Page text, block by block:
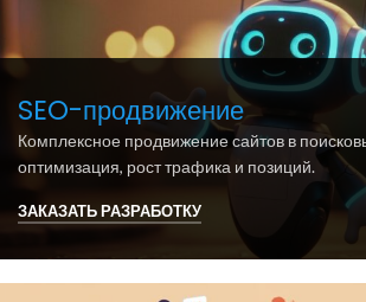
SEO-продвижение
Комплексное продвижение сайтов в
оптимизация, рост трафика и позиций.
ЗАКАЗАТЬ РАЗРАБОТКУ